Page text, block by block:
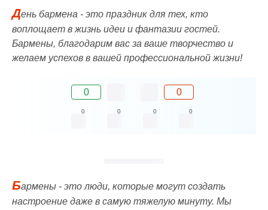
День бармена - это праздник для тех, кто
воплощает в жизнь идеи и фантазии гостей.
Бармены, благодарим вас за ваше творчество и
желаем успехов в вашей профессиональной жизни!
0 0
0 0 0 0
Бармены - это люди, которые могут создать
настроение даже в самую тяжелую минуту. Мы